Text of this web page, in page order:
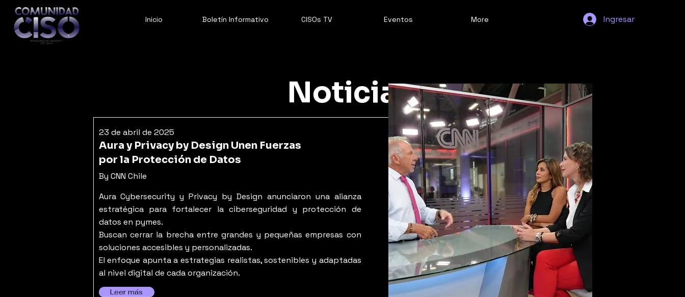
Inicio Boletín Informativo CISOs TV Eventos More Ingresar
Noticias
23 de abril de 2025
Aura y Privacy by Design Unen Fuerzas
por la Protección de Datos
By CNN Chile
Aura Cybersecurity y Privacy by Design anunciaron una alianza
estratégica para fortalecer la ciberseguridad y protección de
datos en pymes.
Buscan cerrar la brecha entre grandes y pequeñas empresas con
soluciones accesibles y personalizadas.
El enfoque apunta a estrategias realistas, sostenibles y adaptadas
al nivel digital de cada organización.
Leer más